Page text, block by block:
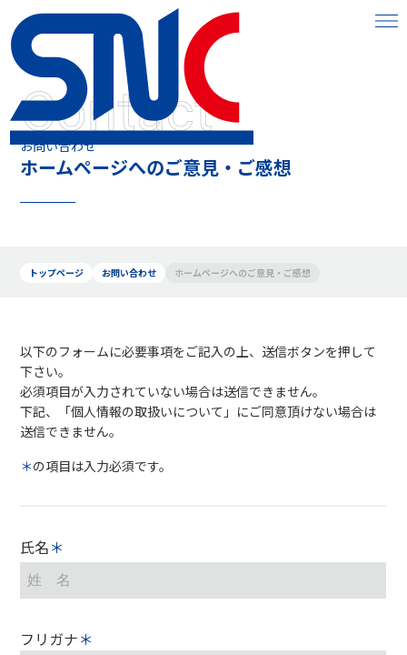
Contact
お問い合わせ
ホームページへのご意見・ご感想
トップページ お問い合わせ ホームページへのご意見・ご感想
以下のフォームに必要事項をご記入の上、送信ボタンを押して
下さい。
必須項目が入力されていない場合は送信できません。
下記、「個人情報の取扱いについて」にご同意頂けない場合は
送信できません。
＊の項目は入力必須です。
氏名
フリガナ